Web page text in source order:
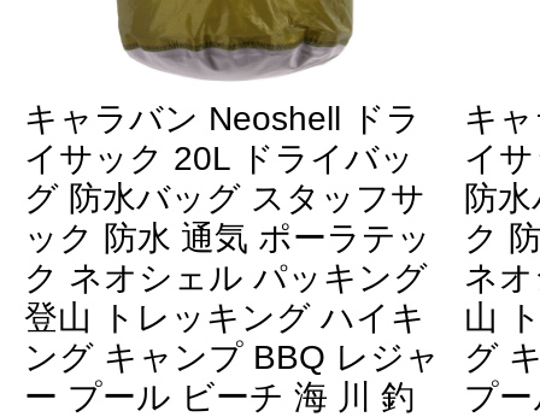
キャラバン Neoshell ドラ
イサック 20L ドライバッ
グ 防水バッグ スタッフサ
ック 防水 通気 ポーラテッ
ク ネオシェル パッキング
登山 トレッキング ハイキ
ング キャンプ BBQ レジャ
ー プール ビーチ 海 川 釣
キ
イ
防
ク
ネ
山
グ
プ